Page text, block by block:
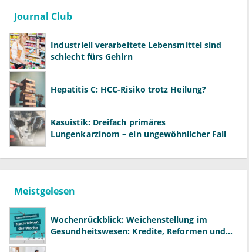
Journal Club
Industriell verarbeitete Lebensmittel sind
schlecht fürs Gehirn
Hepatitis C: HCC-Risiko trotz Heilung?
Kasuistik: Dreifach primäres
Lungenkarzinom – ein ungewöhnlicher Fall
Meistgelesen
Wochenrückblick: Weichenstellung im
Gesundheitswesen: Kredite, Reformen und